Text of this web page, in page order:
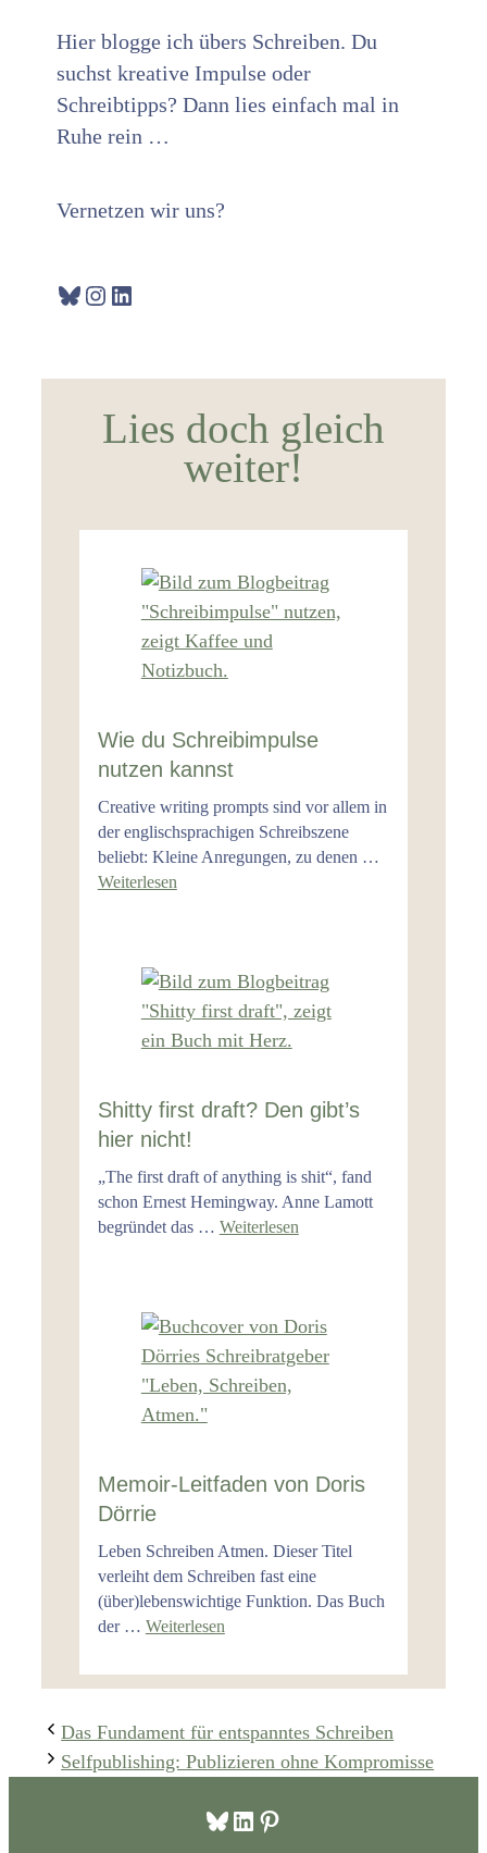
Hier blogge ich übers Schreiben. Du
suchst kreative Impulse oder
Schreibtipps? Dann lies einfach mal in
Ruhe rein …
Vernetzen wir uns?
Bluesky
Instagram
LinkedIn
Lies doch gleich
weiter!
Wie du Schreibimpulse
nutzen kannst
Creative writing prompts sind vor allem in
der englischsprachigen Schreibszene
beliebt: Kleine Anregungen, zu denen …
Weiterlesen
Shitty first draft? Den gibt’s
hier nicht!
„The first draft of anything is shit“, fand
schon Ernest Hemingway. Anne Lamott
begründet das … Weiterlesen
Memoir-Leitfaden von Doris
Dörrie
Leben Schreiben Atmen. Dieser Titel
verleiht dem Schreiben fast eine
(über)lebenswichtige Funktion. Das Buch
der … Weiterlesen
Das Fundament für entspanntes Schreiben
Selfpublishing: Publizieren ohne Kompromisse
Bluesky
LinkedIn
Pinterest